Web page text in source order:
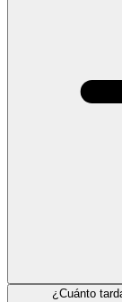
¿Cuánto